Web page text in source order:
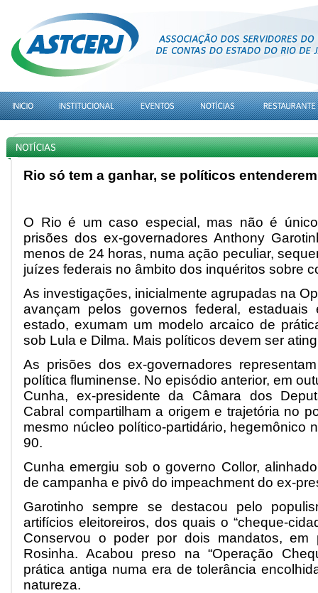
Rio só tem a ganhar, se políticos
O Rio é um caso especial, mas não é
prisões dos ex-governadores Anthony
menos de 24 horas, numa ação peculiar,
juízes federais no âmbito dos inquéritos sobre
As investigações, inicialmente agrupadas na
avançam pelos governos federal,
estado, exumam um modelo arcaico de
sob Lula e Dilma. Mais políticos devem ser
As prisões dos ex-governadores
política fluminense. No episódio anterior, em
Cunha, ex-presidente da Câmara dos
Cabral compartilham a origem e trajetória no
mesmo núcleo político-partidário, hegemônico
90.
Cunha emergiu sob o governo Collor,
de campanha e pivô do impeachment do ex-
Garotinho sempre se destacou pelo
artifícios eleitoreiros, dos quais o “cheque-
Conservou o poder por dois mandatos, em
Rosinha. Acabou preso na “Operação
prática antiga numa era de tolerância
natureza.